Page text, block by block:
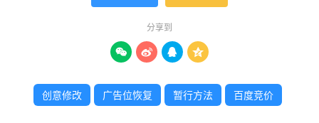
分享到
   
创意修改 广告位恢复 暂行方法 百度竞价